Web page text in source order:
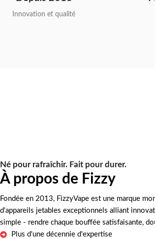
Innovation et qualité
Né pour rafraîchir. Fait pour durer.
À propos de Fizzy
Fondée en 2013, FizzyVape est une marque
d'appareils jetables exceptionnels alliant
simple - rendre chaque bouffée satisfaisante,
Plus d'une décennie d'expertise